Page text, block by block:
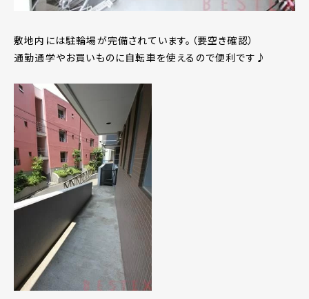
敷地内には駐輪場が完備されています。（要空き確認）
通勤通学やお買いものに自転車を使えるので便利です♪